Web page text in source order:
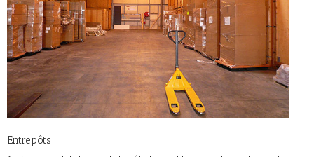
Entrepôts